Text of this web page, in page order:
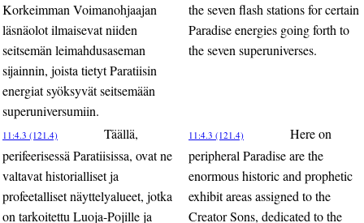
Korkeimman Voimanohjaajan
läsnäolot ilmaisevat niiden
seitsemän leimahdusaseman
sijainnin, joista tietyt Paratiisin
energiat syöksyvät seitsemään
superuniversumiin.
the seven flash stations for certain
Paradise energies going forth to
the seven superuniverses.
11:4.3 (121.4)
Täällä,
perifeerisessä Paratiisissa, ovat ne
valtavat historialliset ja
profeetalliset näyttelyalueet, jotka
on tarkoitettu Luoja-Pojille ja
11:4.3 (121.4)
Here on
peripheral Paradise are the
enormous historic and prophetic
exhibit areas assigned to the
Creator Sons, dedicated to the